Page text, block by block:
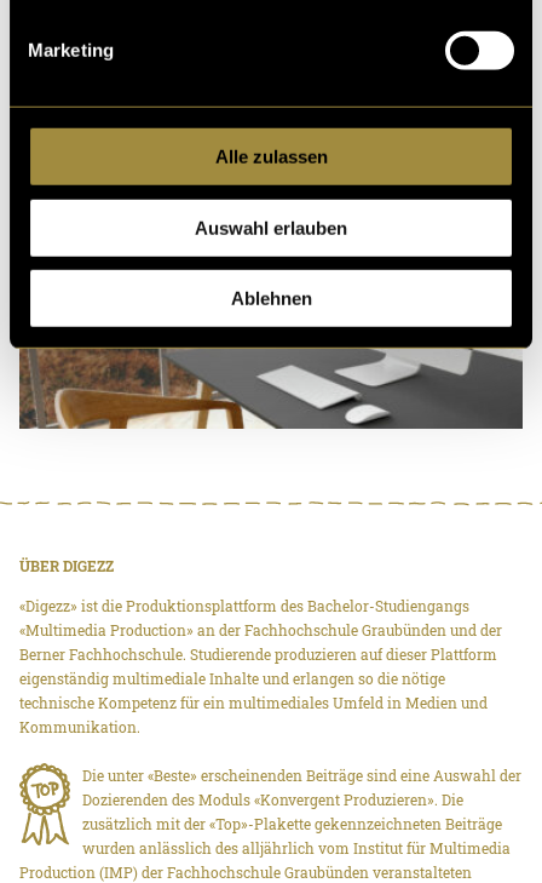
Marketing
Alle zulassen
Auswahl erlauben
Ablehnen
ÜBER DIGEZZ
«Digezz» ist die Produktionsplattform des Bachelor-Studiengangs
«Multimedia Production» an der Fachhochschule Graubünden und der
Berner Fachhochschule. Studierende produzieren auf dieser Plattform
eigenständig multimediale Inhalte und erlangen so die nötige
technische Kompetenz für ein multimediales Umfeld in Medien und
Kommunikation.
Die unter «Beste» erscheinenden Beiträge sind eine Auswahl der
Dozierenden des Moduls «Konvergent Produzieren». Die
zusätzlich mit der «Top»-Plakette gekennzeichneten Beiträge
wurden anlässlich des alljährlich vom Institut für Multimedia
Production (IMP) der Fachhochschule Graubünden veranstalteten